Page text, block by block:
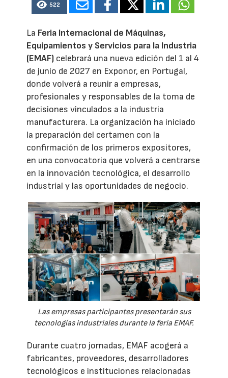
522
La Feria Internacional de Máquinas,
Equipamientos y Servicios para la Industria
(EMAF) celebrará una nueva edición del 1 al 4
de junio de 2027 en Exponor, en Portugal,
donde volverá a reunir a empresas,
profesionales y responsables de la toma de
decisiones vinculados a la industria
manufacturera. La organización ha iniciado
la preparación del certamen con la
confirmación de los primeros expositores,
en una convocatoria que volverá a centrarse
en la innovación tecnológica, el desarrollo
industrial y las oportunidades de negocio.
Las empresas participantes presentarán sus
tecnologías industriales durante la feria EMAF.
Durante cuatro jornadas, EMAF acogerá a
fabricantes, proveedores, desarrolladores
tecnológicos e instituciones relacionadas